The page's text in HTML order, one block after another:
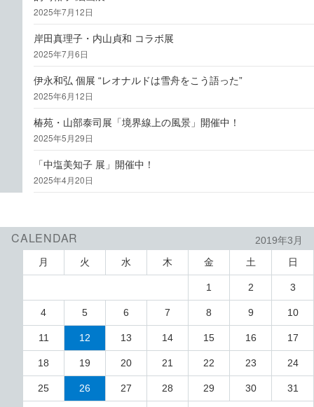
2025年7月12日
岸田真理子・内山貞和 コラボ展
2025年7月6日
伊永和弘 個展 “レオナルドは雪舟をこう語った”
2025年6月12日
椿苑・山部泰司展「境界線上の風景」開催中！
2025年5月29日
「中塩美知子 展」開催中！
2025年4月20日
CALENDAR 2019年3月
月 火 水 木 金 土 日
1 2 3
4 5 6 7 8 9 10
11 12 13 14 15 16 17
18 19 20 21 22 23 24
25 26 27 28 29 30 31